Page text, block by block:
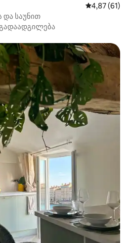
საშუალო
4,87 (61)
საუნით
გადაადგილება